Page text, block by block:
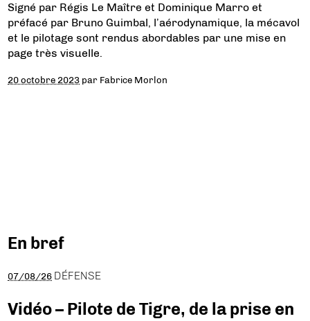
Signé par Régis Le Maître et Dominique Marro et
préfacé par Bruno Guimbal, l’aérodynamique, la mécavol
et le pilotage sont rendus abordables par une mise en
page très visuelle.
20 octobre 2023 par Fabrice Morlon
En bref
07/08/26 DÉFENSE
Vidéo – Pilote de Tigre, de la prise en